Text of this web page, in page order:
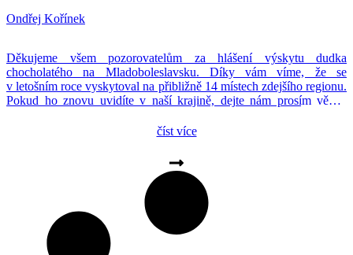
Ondřej Kořínek
Děkujeme všem pozorovatelům za hlášení výskytu dudka
chocholatého na Mladoboleslavsku. Díky vám víme, že se
v letošním roce vyskytoval na přibližně 14 místech zdejšího regionu.
Pokud ho znovu uvidíte v naší krajině, dejte nám prosím vědět.
a z toho bychom měli velkou radost. Hnízdění dudka se […]
číst více